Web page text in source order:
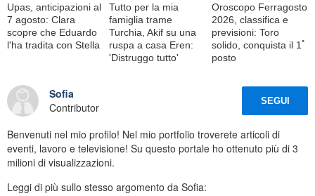
Upas, anticipazioni al
7 agosto: Clara
scopre che Eduardo
l'ha tradita con Stella
Tutto per la mia
famiglia trame
Turchia, Akif su una
ruspa a casa Eren:
'Distruggo tutto'
Oroscopo Ferragosto
2026, classifica e
previsioni: Toro
solido, conquista il 1ﾟ
posto
Sofia
Contributor
SEGUI
Benvenuti nel mio profilo! Nel mio portfolio troverete articoli di
eventi, lavoro e televisione! Su questo portale ho ottenuto più di 3
milioni di visualizzazioni.
Leggi di più sullo stesso argomento da Sofia: